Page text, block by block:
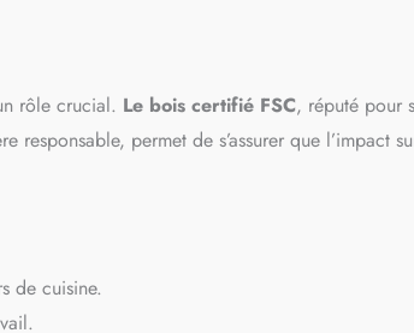
rôle crucial. Le bois certifié FSC, réputé pour
permet de s’assurer que l’impact
de cuisine.